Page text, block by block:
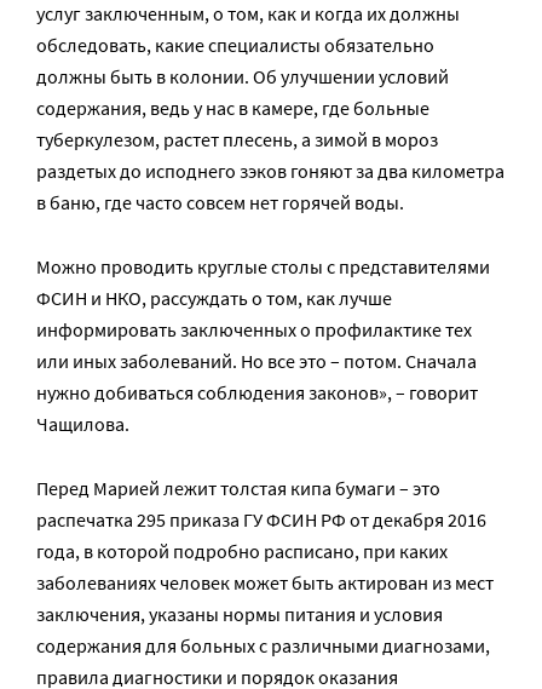
услуг заключенным, о том, как и когда их должны
обследовать, какие специалисты обязательно
должны быть в колонии. Об улучшении условий
содержания, ведь у нас в камере, где больные
туберкулезом, растет плесень, а зимой в мороз
раздетых до исподнего зэков гоняют за два километра
в баню, где часто совсем нет горячей воды.
Можно проводить круглые столы с представителями
ФСИН и НКО, рассуждать о том, как лучше
информировать заключенных о профилактике тех
или иных заболеваний. Но все это – потом. Сначала
нужно добиваться соблюдения законов», – говорит
Чащилова.
Перед Марией лежит толстая кипа бумаги – это
распечатка 295 приказа ГУ ФСИН РФ от декабря 2016
года, в которой подробно расписано, при каких
заболеваниях человек может быть актирован из мест
заключения, указаны нормы питания и условия
содержания для больных с различными диагнозами,
правила диагностики и порядок оказания